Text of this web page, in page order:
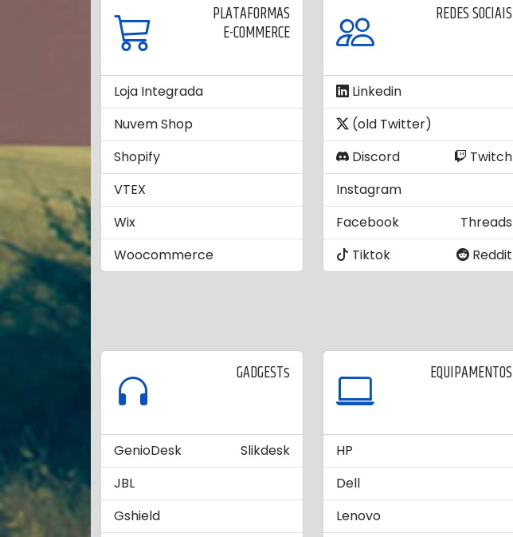
PLATAFORMAS
E-COMMERCE
Loja Integrada
Nuvem Shop
Shopify
VTEX
Wix
Woocommerce
REDES SOCIAIS
Linkedin
(old Twitter)
Discord
Twitch
Instagram
Facebook
Threads
Tiktok
Reddit
GADGESTs
GenioDesk
Slikdesk
JBL
Gshield
EQUIPAMENTOS
HP
Dell
Lenovo